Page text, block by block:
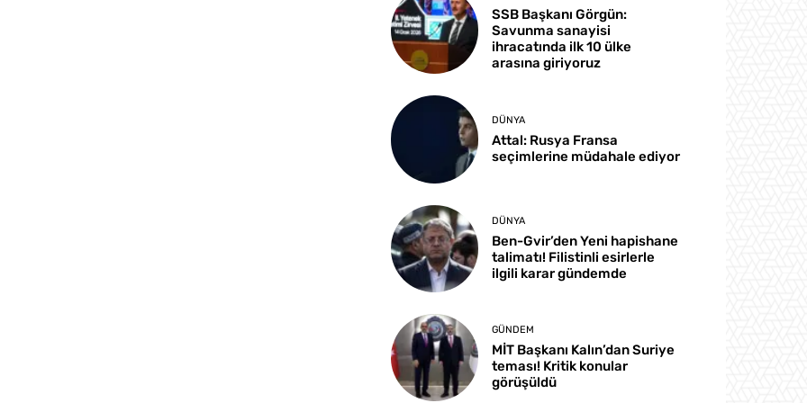
SSB Başkanı Görgün:
Savunma sanayisi
ihracatında ilk 10 ülke
arasına giriyoruz
DÜNYA
Attal: Rusya Fransa
seçimlerine müdahale ediyor
DÜNYA
Ben-Gvir’den Yeni hapishane
talimatı! Filistinli esirlerle
ilgili karar gündemde
GÜNDEM
MİT Başkanı Kalın’dan Suriye
teması! Kritik konular
görüşüldü